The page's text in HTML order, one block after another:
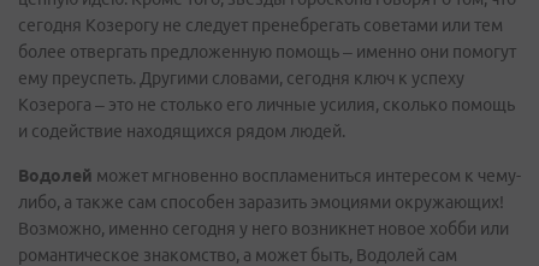
сегодня Козерогу не следует пренебрегать советами или тем
более отвергать предложенную помощь – именно они помогут
ему преуспеть. Другими словами, сегодня ключ к успеху
Козерога – это не столько его личные усилия, сколько помощь
и содействие находящихся рядом людей.
Водолей может мгновенно воспламениться интересом к чему-
либо, а также сам способен заразить эмоциями окружающих!
Возможно, именно сегодня у него возникнет новое хобби или
романтическое знакомство, а может быть, Водолей сам